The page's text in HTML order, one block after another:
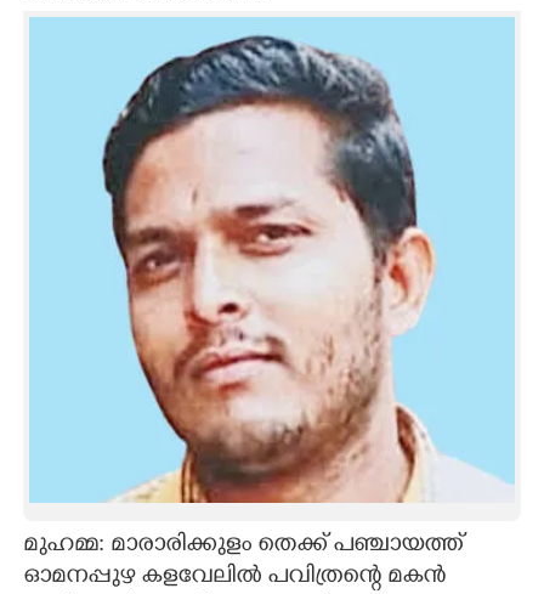
SPIRITUAL
ZOOM
മുഹമ്മ: മാരാരിക്കുളം തെക്ക് പഞ്ചായത്ത്
ഓമനപ്പുഴ കളവേലിൽ പവിത്രന്റെ മകൻ